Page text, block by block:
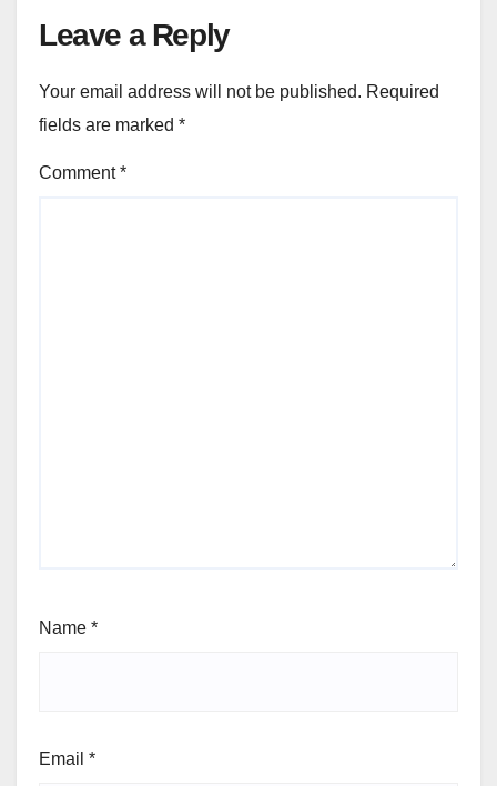
Leave a Reply
Your email address will not be published. Required
fields are marked *
Comment*
Name *
Email *